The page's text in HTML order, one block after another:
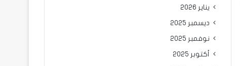
يناير 2026
ديسمبر 2025
نوفمبر 2025
أكتوبر 2025